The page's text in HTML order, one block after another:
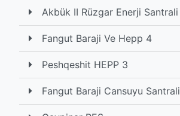
Akbük II Rüzgar Enerji Santrali
Fangut Baraji Ve Hepp 4
Peshqeshit HEPP 3
Fangut Baraji Cansuyu Santrali